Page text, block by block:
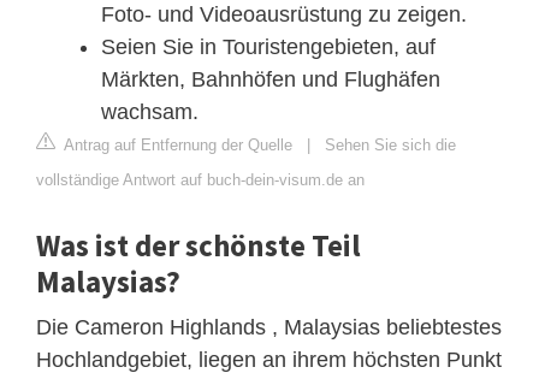
Foto- und Videoausrüstung zu zeigen.
Seien Sie in Touristengebieten, auf
Märkten, Bahnhöfen und Flughäfen
wachsam.
Antrag auf Entfernung der Quelle | Sehen Sie sich die
vollständige Antwort auf buch-dein-visum.de an
Was ist der schönste Teil
Malaysias?
Die Cameron Highlands , Malaysias beliebtestes
Hochlandgebiet, liegen an ihrem höchsten Punkt